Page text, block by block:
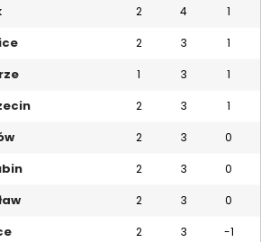
2 4 1
2 3 1
1 3 1
2 3 1
2 3 0
2 3 0
2 3 0
2 3 -1